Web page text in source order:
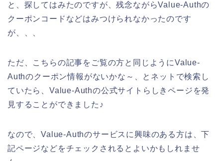
と、探してはみたのですが、残念ながらValue-Authの
クーポンコードなどはみつけられなかったのです
が、、、
ただ、こちらの記事をご覧の方と同じようにValue-
Authのクーポン情報がないかな～、とネットで検索し
ていたら、Value-Authの公式サイトらしきページを発
見することができました♪
なので、Value-Authのサービスに興味のある方は、下
記ページなどをチェックされるとよいかもしれませ